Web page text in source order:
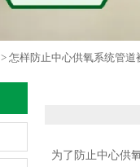
> 怎样防止中心供氧系统管道
为了防止中心供